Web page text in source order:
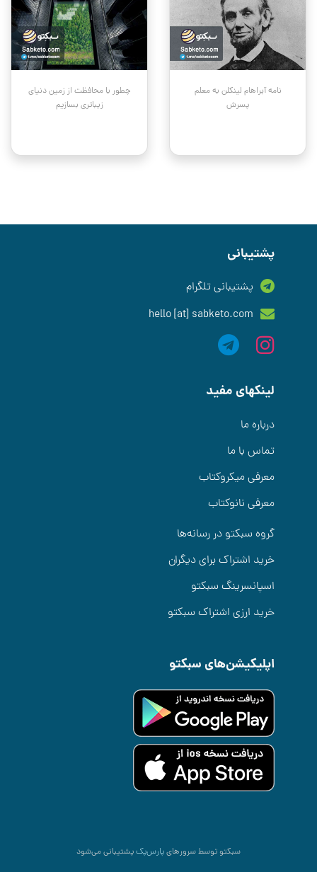
نامه آبراهام لینکلن به معلم
پسرش
چطور با محافظت از زمین دنیای
زیباتری بسازیم
پشتیبانی
پشتیبانی تلگرام
hello [at] sabketo.com
لینکهای مفید
درباره ما
تماس با ما
معرفی میکروکتاب
معرفی نانوکتاب
گروه سبکتو در رسانه‌ها
خرید اشتراک برای دیگران
اسپانسرینگ سبکتو
خرید ارزی اشتراک سبکتو
اپلیکیشن‌های سبکتو
سبکتو توسط سرورهایپارس‌پکپشتیبانی می‌شود